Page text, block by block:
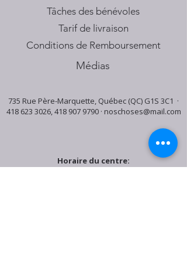
Tâches des bénévoles
Tarif de livraison
Conditions de Remboursement
Médias
735 Rue Père-Marquette, Québec (QC) G1S 3C1 ·
418 623 3026,418 907 9790· noschoses@mail.com
Horaire du centre: